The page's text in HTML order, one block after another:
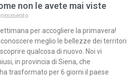
non le avete mai viste
per accogliere la primavera!
meglio le bellezze dei territori
qualcosa di nuovo. Noi vi
in provincia di Siena, che
trasformato per 6 giorni il paese